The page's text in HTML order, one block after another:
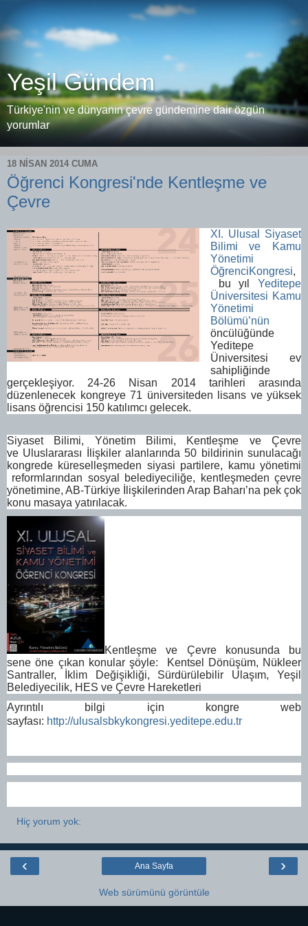
Yeşil Gündem
Türkiye'nin ve dünyanın çevre gündemine dair özgün
yorumlar
18 NISAN 2014 CUMA
Öğrenci Kongresi'nde Kentleşme ve
Çevre
XI. Ulusal Siyaset
Bilimi ve Kamu
Yönetimi
ÖğrenciKongresi,
bu yıl Yeditepe
Üniversitesi Kamu
Yönetimi
Bölümü’nün
öncülüğünde
Yeditepe
Üniversitesi ev
sahipliğinde
gerçekleşiyor. 24-26 Nisan 2014 tarihleri arasında
düzenlenecek kongreye 71 üniversiteden lisans ve yüksek
lisans öğrencisi 150 katılımcı gelecek.
Siyaset Bilimi, Yönetim Bilimi, Kentleşme ve Çevre
ve Uluslararası İlişkiler alanlarında 50 bildirinin sunulacağı
kongrede küreselleşmeden siyasi partilere, kamu yönetimi
reformlarından sosyal belediyeciliğe, kentleşmeden çevre
yönetimine, AB-Türkiye İlişkilerinden Arap Baharı’na pek çok
konu masaya yatırılacak.
Kentleşme ve Çevre konusunda bu
sene öne çıkan konular şöyle: Kentsel Dönüşüm, Nükleer
Santraller, İklim Değişikliği, Sürdürülebilir Ulaşım, Yeşil
Belediyecilik, HES ve Çevre Hareketleri
Ayrıntılı bilgi için kongre web
sayfası: http://ulusalsbkykongresi.yeditepe.edu.tr
Hiç yorum yok:
‹ ›
Ana Sayfa
Web sürümünü görüntüle